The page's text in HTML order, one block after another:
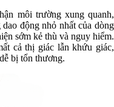
môi trường xung quanh,
động nhỏ nhất của dòng
sớm kẻ thù và nguy hiểm.
cả thị giác lẫn khứu giác,
bị tổn thương.